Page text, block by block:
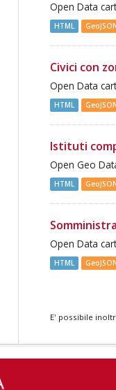
Open Data
HTML
Civici con
Open Data
HTML
Istituti
Open Geo
HTML
Open Data
HTML
E' possibile